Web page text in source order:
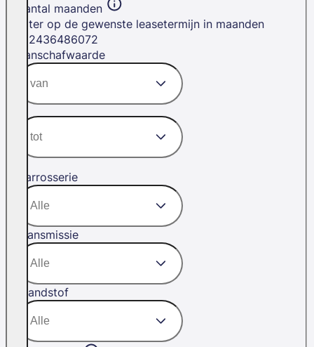
Aantal maanden
Filter op de gewenste leasetermijn in maanden
2436486072
Aanschafwaarde
Carrosserie
Transmissie
Brandstof